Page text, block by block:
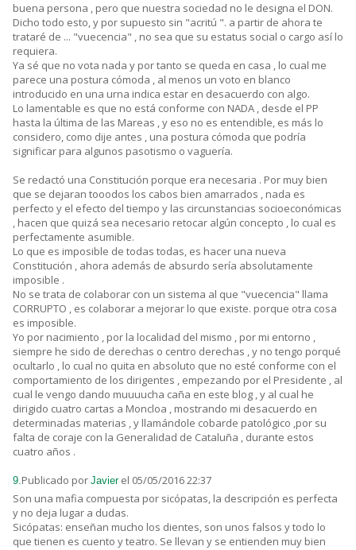
buena persona , pero que nuestra sociedad no le designa el DON.
Dicho todo esto, y por supuesto sin "acritú ". a partir de ahora te
trataré de ... "vuecencia" , no sea que su estatus social o cargo así lo
requiera.
Ya sé que no vota nada y por tanto se queda en casa , lo cual me
parece una postura cómoda , al menos un voto en blanco
introducido en una urna indica estar en desacuerdo con algo.
Lo lamentable es que no está conforme con NADA , desde el PP
hasta la última de las Mareas , y eso no es entendible, es más lo
considero, como dije antes , una postura cómoda que podría
significar para algunos pasotismo o vaguería.
Se redactó una Constitución porque era necesaria . Por muy bien
que se dejaran tooodos los cabos bien amarrados , nada es
perfecto y el efecto del tiempo y las circunstancias socioeconómicas
, hacen que quizá sea necesario retocar algún concepto , lo cual es
perfectamente asumible.
Lo que es imposible de todas todas, es hacer una nueva
Constitución , ahora además de absurdo sería absolutamente
imposible .
No se trata de colaborar con un sistema al que "vuecencia" llama
CORRUPTO , es colaborar a mejorar lo que existe. porque otra cosa
es imposible.
Yo por nacimiento , por la localidad del mismo , por mi entorno ,
siempre he sido de derechas o centro derechas , y no tengo porqué
ocultarlo , lo cual no quita en absoluto que no esté conforme con el
comportamiento de los dirigentes , empezando por el Presidente , al
cual le vengo dando muuuucha caña en este blog , y al cual he
dirigido cuatro cartas a Moncloa , mostrando mi desacuerdo en
determinadas materias , y llamándole cobarde patológico ,por su
falta de coraje con la Generalidad de Cataluña , durante estos
cuatro años .
9.Publicado por Javier el 05/05/2016 22:37
Son una mafia compuesta por sicópatas, la descripción es perfecta
y no deja lugar a dudas.
Sicópatas: enseñan mucho los dientes, son unos falsos y todo lo
que tienen es cuento y teatro. Se llevan y se entienden muy bien